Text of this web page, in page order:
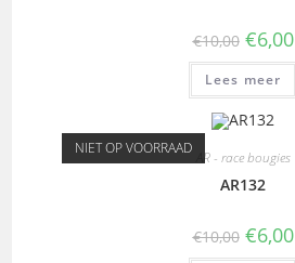
€10,00 €6,00
Lees meer
NIET OP VOORRAAD AR - race bougies
AR132
€10,00 €6,00